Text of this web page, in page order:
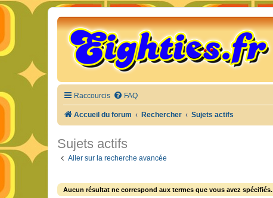
Raccourcis FAQ
Accueil du forum Rechercher Sujets actifs
Sujets actifs
Aller sur la recherche avancée
Aucun résultat ne correspond aux termes que vous avez spécifiés.